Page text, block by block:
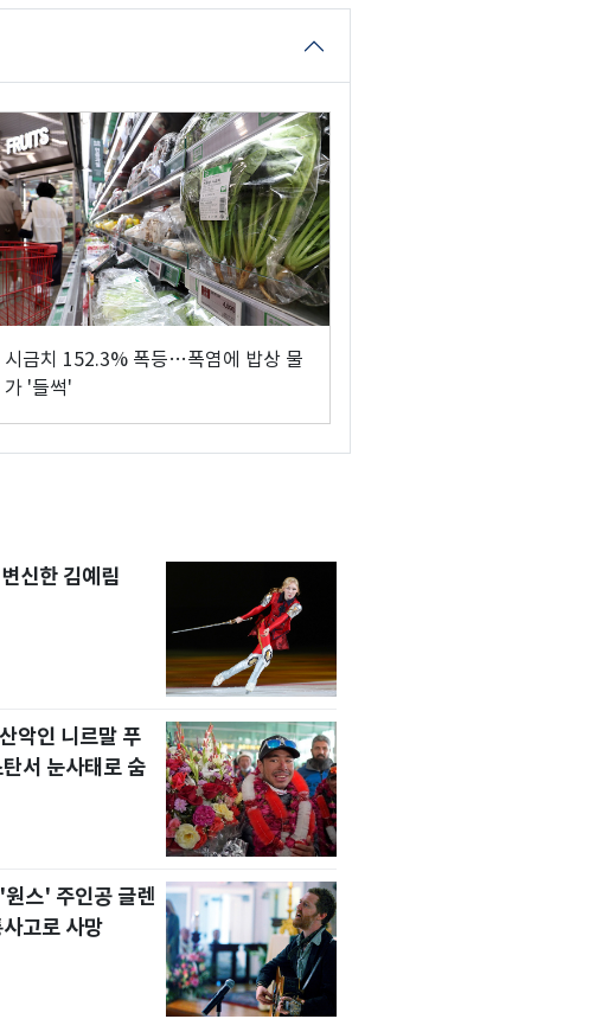
시금치 152.3% 폭등…폭염에 밥상 물
가 '들썩'
신한 김예림
악인 니르말 푸
서 눈사태로 숨
스' 주인공 글렌
고로 사망